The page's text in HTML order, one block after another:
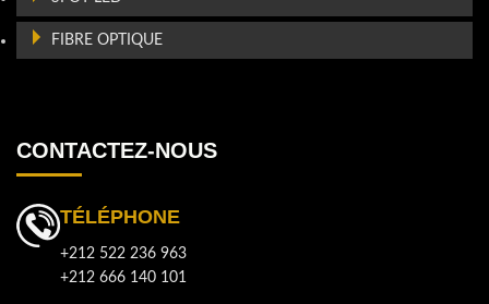
FIBRE OPTIQUE
CONTACTEZ-NOUS
TÉLÉPHONE
+212 522 236 963
+212 666 140 101